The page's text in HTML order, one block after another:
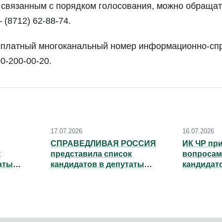
с порядком голосования, можно
62-88-74.
многоканальный номер информационно-
200-00-20.
17.07.2026
СПРАВЕДЛИВАЯ РОССИЯ
представила список
кандидатов в депутаты
16.07.2026
ИК ЧР